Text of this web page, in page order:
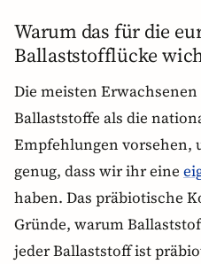
Warum das für die
Ballaststofflücke
Die meisten
Ballaststoffe als die
Empfehlungen vorsehen,
genug, dass wir ihr eine
haben. Das präbiotische
Gründe, warum
jeder Ballaststoff ist